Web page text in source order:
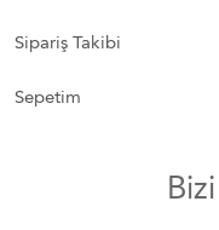
Sipariş Takibi
Sepetim